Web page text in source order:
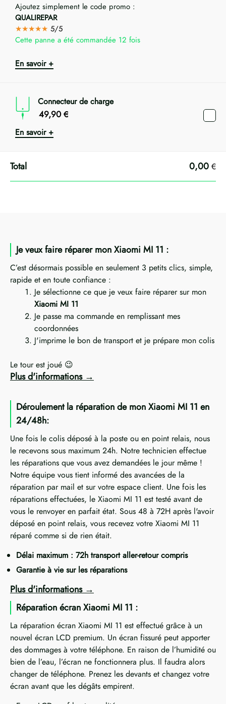
Ajoutez simplement le code promo :
QUALIREPAR
★★★★★ 5/5
Cette panne a été commandée 12 fois
En savoir +
Connecteur de charge
49,90 €
En savoir +
0,00 €
Je veux faire réparer mon Xiaomi MI 11 :
C’est désormais possible en seulement 3 petits clics, simple,
rapide et en toute confiance :
Je sélectionne ce que je veux faire réparer sur mon
Xiaomi MI 11
Je passe ma commande en remplissant mes
coordonnées
J'imprime le bon de transport et je prépare mon colis
Le tour est joué 😉
Plus d'informations
Déroulement la réparation de mon Xiaomi MI 11 en
24/48h:
Une fois le colis déposé à la poste ou en point relais, nous
le recevons sous maximum 24h. Notre technicien effectue
les réparations que vous avez demandées le jour même !
Notre équipe vous tient informé des avancées de la
réparation par mail et sur votre espace client. Une fois les
réparations effectuées, le Xiaomi MI 11 est testé avant de
vous le renvoyer en parfait état. Sous 48 à 72H après l'avoir
déposé en point relais, vous recevez votre Xiaomi MI 11
réparé comme si de rien était.
Délai maximum : 72h transport aller-retour compris
Garantie à vie sur les réparations
Plus d'informations
Réparation écran Xiaomi MI 11 :
La réparation écran Xiaomi MI 11 est effectué grâce à un
nouvel écran LCD premium. Un écran fissuré peut apporter
des dommages à votre téléphone. En raison de l’humidité ou
bien de l’eau, l’écran ne fonctionnera plus. Il faudra alors
changer de téléphone. Prenez les devants et changez votre
écran avant que les dégâts empirent.